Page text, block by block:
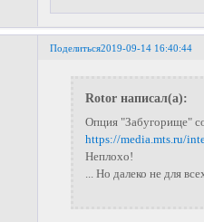
Поделиться2019-09-14 16:40:44
Rotor написал(а):
Опция "Забугорище"
https://media.mts.ru/
Неплохо!
... Но далеко не для